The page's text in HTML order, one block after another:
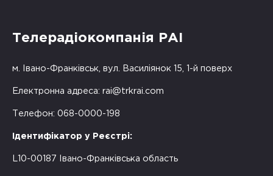
Телерадіокомпанія РАІ
м. Івано-Франківськ, вул. Василіянок 15, 1-й поверх
Електронна адреса: rai@trkrai.com
Телефон: 068-0000-198
Ідентифікатор у Реєстрі:
L10-00187 Івано-Франківська область